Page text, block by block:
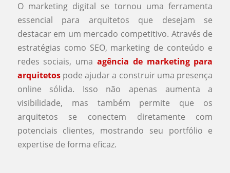
O marketing digital se tornou uma ferramenta
essencial para arquitetos que desejam se
destacar em um mercado competitivo. Através de
estratégias como SEO, marketing de conteúdo e
redes sociais, uma agência de marketing para
arquitetospode ajudar a construir uma presença
online sólida. Isso não apenas aumenta a
visibilidade, mas também permite que os
arquitetos se conectem diretamente com
potenciais clientes, mostrando seu portfólio e
expertise de forma eficaz.